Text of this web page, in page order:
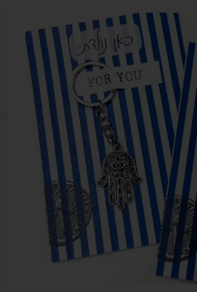
צפייה מהירה